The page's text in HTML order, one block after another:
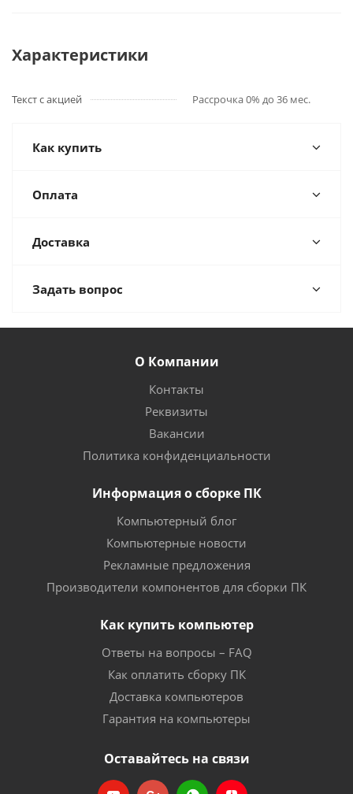
Характеристики
Текст с акцией Рассрочка 0% до 36 мес.
Как купить
Оплата
Доставка
Задать вопрос
О Компании
Контакты
Реквизиты
Вакансии
Политика конфиденциальности
Информация о сборке ПК
Компьютерный блог
Компьютерные новости
Рекламные предложения
Производители компонентов для сборки ПК
Как купить компьютер
Ответы на вопросы – FAQ
Как оплатить сборку ПК
Доставка компьютеров
Гарантия на компьютеры
Оставайтесь на связи